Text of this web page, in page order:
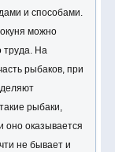
и способами.
можно
труда. На
рыбаков, при
рыбаки,
оно оказывается
не бывает и